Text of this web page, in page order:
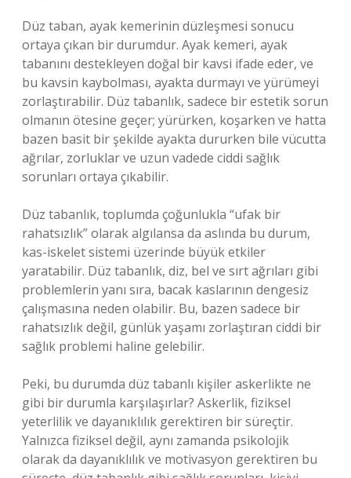
Düz taban, ayak kemerinin düzleşmesi sonucu
ortaya çıkan bir durumdur. Ayak kemeri, ayak
tabanını destekleyen doğal bir kavsi ifade eder, ve
bu kavsin kaybolması, ayakta durmayı ve yürümeyi
zorlaştırabilir. Düz tabanlık, sadece bir estetik sorun
olmanın ötesine geçer; yürürken, koşarken ve hatta
bazen basit bir şekilde ayakta dururken bile vücutta
ağrılar, zorluklar ve uzun vadede ciddi sağlık
sorunları ortaya çıkabilir.
Düz tabanlık, toplumda çoğunlukla “ufak bir
rahatsızlık” olarak algılansa da aslında bu durum,
kas-iskelet sistemi üzerinde büyük etkiler
yaratabilir. Düz tabanlık, diz, bel ve sırt ağrıları gibi
problemlerin yanı sıra, bacak kaslarının dengesiz
çalışmasına neden olabilir. Bu, bazen sadece bir
rahatsızlık değil, günlük yaşamı zorlaştıran ciddi bir
sağlık problemi haline gelebilir.
Peki, bu durumda düz tabanlı kişiler askerlikte ne
gibi bir durumla karşılaşırlar? Askerlik, fiziksel
yeterlilik ve dayanıklılık gerektiren bir süreçtir.
Yalnızca fiziksel değil, aynı zamanda psikolojik
olarak da dayanıklılık ve motivasyon gerektiren bu